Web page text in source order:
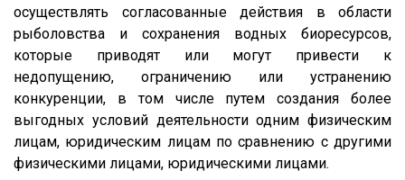
осуществлять согласованные действия в области
рыболовства и сохранения водных биоресурсов,
которые приводят или могут привести к
недопущению, ограничению или устранению
конкуренции, в том числе путем создания более
выгодных условий деятельности одним физическим
лицам, юридическим лицам по сравнению с другими
физическими лицами, юридическими лицами.